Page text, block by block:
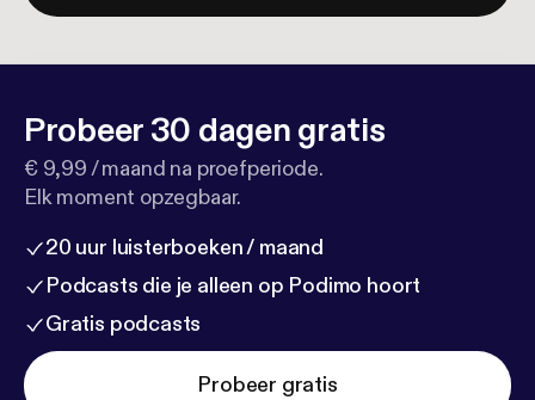
Probeer 30 dagen gratis
€ 9,99 / maand na proefperiode.
Elk moment opzegbaar.
20 uur luisterboeken / maand
Podcasts die je alleen op Podimo hoort
Gratis podcasts
Probeer gratis